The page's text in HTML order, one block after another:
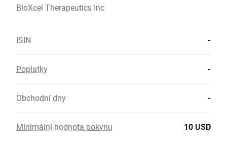
BioXcel Therapeutics Inc
ISIN -
Poplatky -
Obchodní dny -
Minimální hodnota pokynu 10 USD